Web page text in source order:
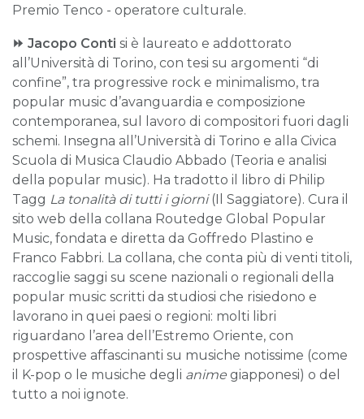
Premio Tenco - operatore culturale.
⏩ Jacopo Conti si è laureato e addottorato
all’Università di Torino, con tesi su argomenti “di
confine”, tra progressive rock e minimalismo, tra
popular music d’avanguardia e composizione
contemporanea, sul lavoro di compositori fuori dagli
schemi. Insegna all’Università di Torino e alla Civica
Scuola di Musica Claudio Abbado (Teoria e analisi
della popular music). Ha tradotto il libro di Philip
Tagg La tonalità di tutti i giorni(Il Saggiatore). Cura il
sito web della collana Routedge Global Popular
Music, fondata e diretta da Goffredo Plastino e
Franco Fabbri. La collana, che conta più di venti titoli,
raccoglie saggi su scene nazionali o regionali della
popular music scritti da studiosi che risiedono e
lavorano in quei paesi o regioni: molti libri
riguardano l’area dell’Estremo Oriente, con
prospettive affascinanti su musiche notissime (come
il K-pop o le musiche degli anime giapponesi) o del
tutto a noi ignote.